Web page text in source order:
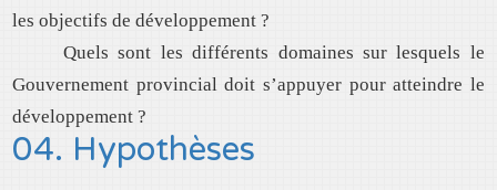
les objectifs de développement ?
Quels sont les différents domaines sur lesquels le
Gouvernement provincial doit s’appuyer pour atteindre le
développement ?
04. Hypothèses